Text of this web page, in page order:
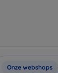
Onze webshops